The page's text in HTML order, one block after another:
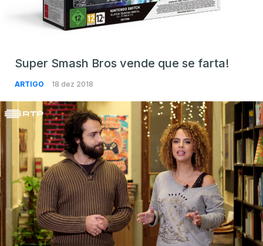
Super Smash Bros vende que se farta!
ARTIGO 18 dez 2018